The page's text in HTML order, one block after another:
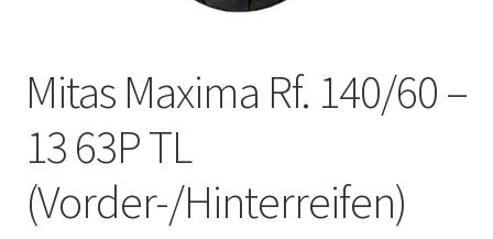
Mitas Maxima Rf. 140/60 –
13 63P TL
(Vorder-/Hinterreifen)